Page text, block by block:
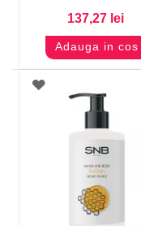
137,27 lei
Adauga in cos